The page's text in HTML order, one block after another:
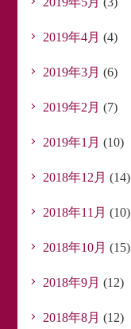
2019年4月 (4)
2019年3月 (6)
2019年2月 (7)
2019年1月 (10)
2018年12月 (14)
2018年11月 (10)
2018年10月 (15)
2018年9月 (12)
2018年8月 (12)